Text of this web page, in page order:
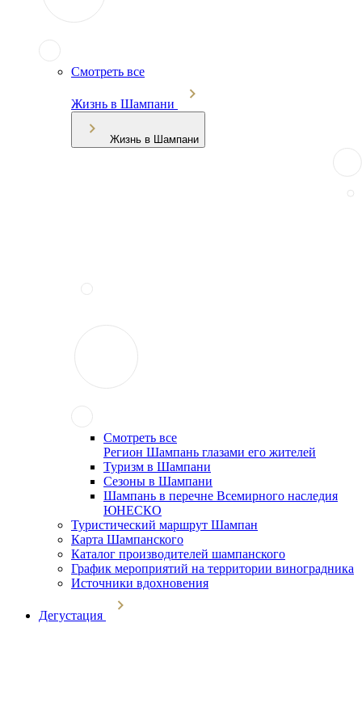
Смотреть все
Жизнь в Шампани
Жизнь в Шампани
Смотреть все
Регион Шампань глазами его жителей
Туризм в Шампани
Сезоны в Шампани
Шампань в перечне Всемирного наследия
ЮНЕСКО
Туристический маршрут Шампан
Карта Шампанского
Каталог производителей шампанского
График мероприятий на территории виноградника
Источники вдохновения
Дегустация